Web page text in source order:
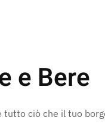
e Bere
tutto ciò che il tuo